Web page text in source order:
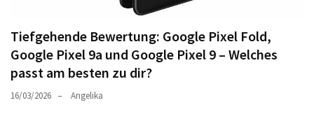
Tiefgehende Bewertung: Google Pixel Fold,
Google Pixel 9a und Google Pixel 9 – Welches
passt am besten zu dir?
16/03/2026 Angelika